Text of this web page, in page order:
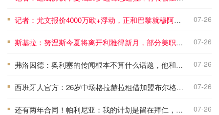
■ 记者：尤文报价4000万欧+浮动，正和巴黎就穆阿尼转会深入谈判 07-26
■ 斯基拉：努涅斯今夏将离开利雅得新月，部分美职联和土超球队有意 07-26
■ 弗洛因德：奥利塞的传闻根本不算什么话题，他和上赛季一样重要 07-26
■ 西班牙人官方：26岁中场格拉赫拉租借加盟布尔格斯，含买断条款 07-26
■ 还有两年合同！帕利尼亚：我的计划是留在拜仁，为位置而战 07-26